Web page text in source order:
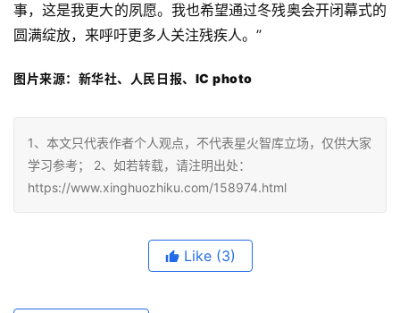
事，这是我更大的夙愿。我也希望通过冬残奥会开闭幕式的
圆满绽放，来呼吁更多人关注残疾人。”
图片来源：新华社、人民日报、IC photo
1、本文只代表作者个人观点，不代表星火智库立场，仅供大家
学习参考； 2、如若转载，请注明出处：
https://www.xinghuozhiku.com/158974.html
Like (3)